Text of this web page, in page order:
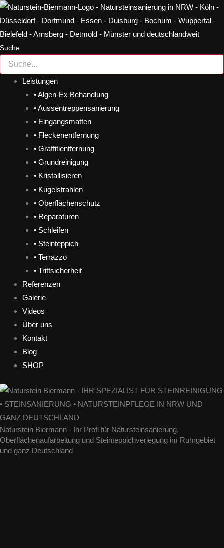
Zum
Inhalt
springen
Suche
Leistungen
• Algen-Ex Behandlung
• Aussentreppensanierung
• Eingangsmatten
• Fleckenentfernung
• Graffitientfernung
• Grundreinigung
• Kristallisieren
• Kugelstrahlen
• Oberflächenschutz
• Reparaturen
• Schleifen
• Steinteppich
• Terrazzo
• Trittsicherheit
Referenzen
Galerie
Videos
Über uns
Kontakt
Blog
SHOP
Naturstein Biermann - Ihr Profi für Natursteinsanierung,
Oberflächenaufarbeitung und Steinteppichverlegung im Ruhrgebiet
und ganz Deutschland